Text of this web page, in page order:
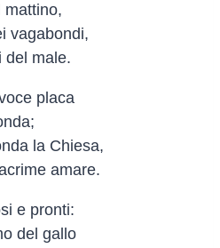
mattino,
vagabondi,
del male.
placa
la Chiesa,
amare.
e pronti:
del gallo